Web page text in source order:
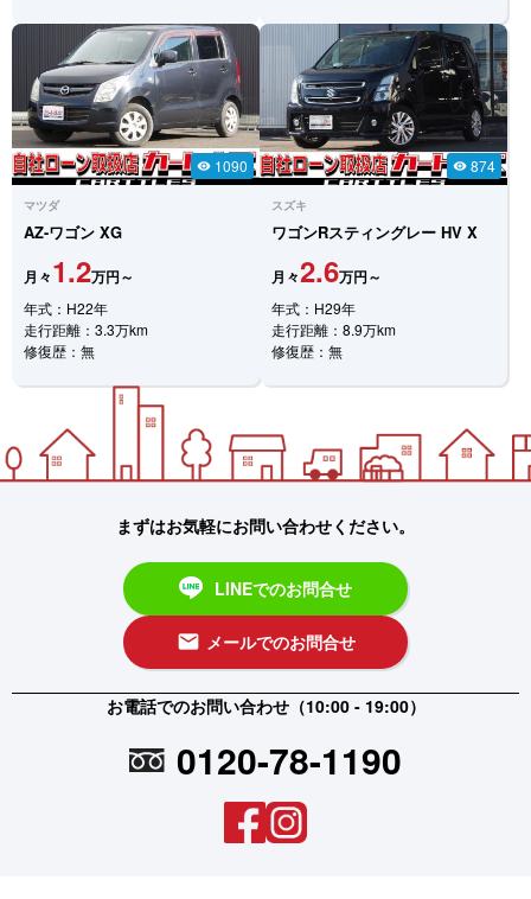
visibility 1090
マツダ
AZ-ワゴン XG
月々1.2万円～
年式：H22年
走行距離：3.3万km
修復歴：無
visibility 874
スズキ
ワゴンRスティングレー HV X
月々2.6万円～
年式：H29年
走行距離：8.9万km
修復歴：無
まずはお気軽にお問い合わせください。
LINEでのお問合せ
email メールでのお問合せ
お電話でのお問い合わせ（10:00 - 19:00）
0120-78-1190